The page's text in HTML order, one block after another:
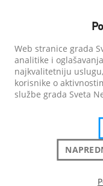
Web stranice grada
analitike i
najkvalitetniju
korisnike o
službe grada Sveta